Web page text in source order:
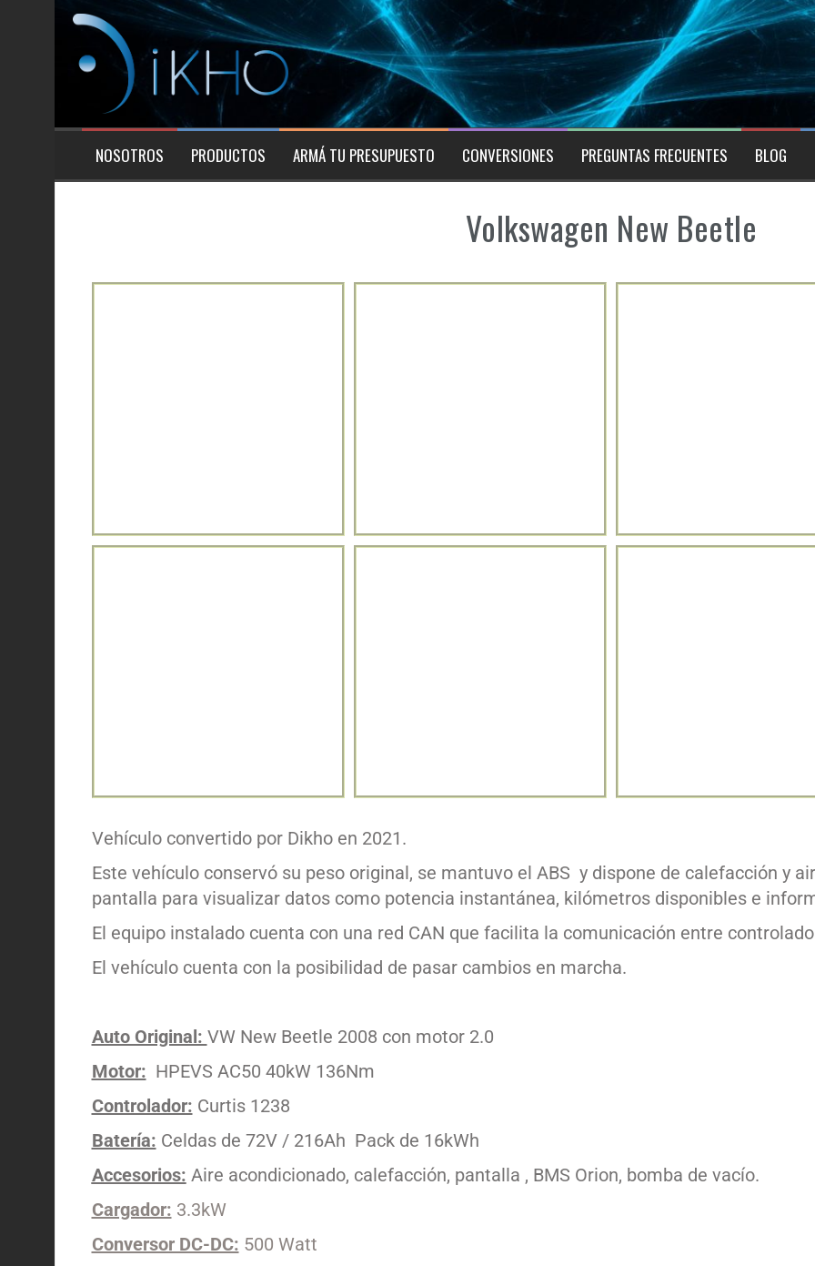
NOSOTROS PRODUCTOS ARMÁ TU PRESUPUESTO CONVERSIONES PREGUNTAS FRECUENTES BLOG
Volkswagen New Beetle
Vehículo convertido por Dikho en 2021.
Este vehículo conservó su peso original, se mantuvo el ABS y dispone de calefacción y
pantalla para visualizar datos como potencia instantánea, kilómetros disponibles e
El equipo instalado cuenta con una red CAN que facilita la comunicación entre
El vehículo cuenta con la posibilidad de pasar cambios en marcha.
Auto Original: VW New Beetle 2008 con motor 2.0
Motor: HPEVS AC50 40kW 136Nm
Controlador: Curtis 1238
Batería: Celdas de 72V / 216Ah Pack de 16kWh
Accesorios: Aire acondicionado, calefacción, pantalla , BMS Orion, bomba de vacío.
Cargador: 3.3kW
Conversor DC-DC: 500 Watt